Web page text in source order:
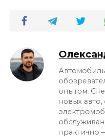
опытом.
новых
практично